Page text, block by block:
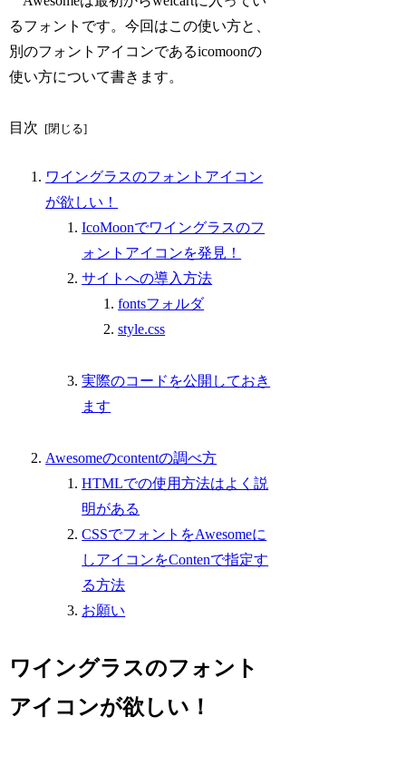
るフォントです。今回はこの使い方と、
別のフォントアイコンであるicomoonの
使い方について書きます。
目次
ワイングラスのフォントアイコン
が欲しい！
IcoMoonでワイングラスのフ
ォントアイコンを発見！
サイトへの導入方法
fontsフォルダ
style.css
実際のコードを公開しておき
ます
Awesomeのcontentの調べ方
HTMLでの使用方法はよく説
明がある
CSSでフォントをAwesomeに
しアイコンをContenで指定す
る方法
お願い
ワイングラスのフォント
アイコンが欲しい！